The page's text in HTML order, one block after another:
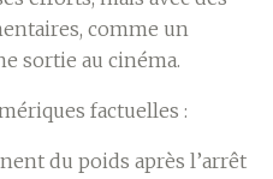
comme un
sortie au cinéma.
factuelles :
du poids après l’arrêt